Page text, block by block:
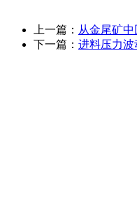
上一篇： 从金尾矿
下一篇： 进料压力波